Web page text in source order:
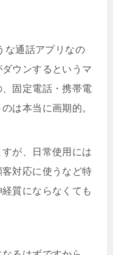
な通話アプリなの
ウンするというマ
固定電話・携帯電
は本当に画期的。
が、日常使用には
対応に使うなど特
質にならなくても